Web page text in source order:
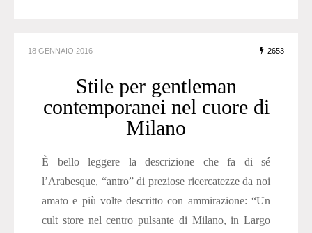
18 GENNAIO 2016 2653
Stile per gentleman
contemporanei nel cuore di
Milano
È bello leggere la descrizione che fa di sé
l’Arabesque, “antro” di preziose ricercatezze da noi
amato e più volte descritto con ammirazione: “Un
cult store nel centro pulsante di Milano, in Largo